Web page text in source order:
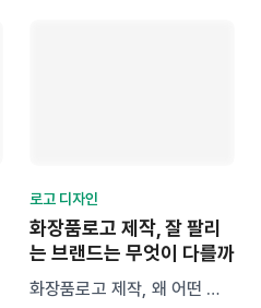
로고 디자인
화장품로고 제작, 잘 팔리
는 브랜드는 무엇이 다를까
화장품로고 제작, 왜 어떤 브